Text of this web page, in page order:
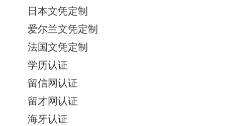
日本文凭定制
爱尔兰文凭定制
法国文凭定制
学历认证
留信网认证
留才网认证
海牙认证